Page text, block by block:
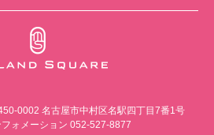
0002 名古屋市中村区名駅四丁目7番1号
ォメーション 052-527-8877